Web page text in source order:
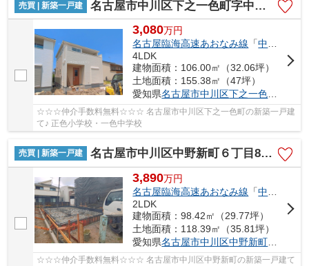
売買 | 新築一戸建 名古屋市中川区下之一色町字中ノ切26【仲介手数料無料】新築一戸建て 2号棟
3,080万円
名古屋臨海高速あおなみ線 「中島
4LDK
建物面積：106.00㎡（32.06坪）
土地面積：155.38㎡（47坪）
愛知県名古屋市中川区下之一色町
☆☆☆仲介手数料無料☆☆☆ 名古屋市中川区下之一色町の新築一戸建
て♪ 正色小学校・一色中学校
売買 | 新築一戸建 名古屋市中川区中野新町６丁目8-1【仲介手数料無料】新築一戸建て 2号棟
3,890万円
名古屋臨海高速あおなみ線 「中島
2LDK
建物面積：98.42㎡（29.77坪）
土地面積：118.39㎡（35.81坪）
愛知県名古屋市中川区中野新町６丁目8-
☆☆☆仲介手数料無料☆☆☆ 名古屋市中川区中野新町の新築一戸建て